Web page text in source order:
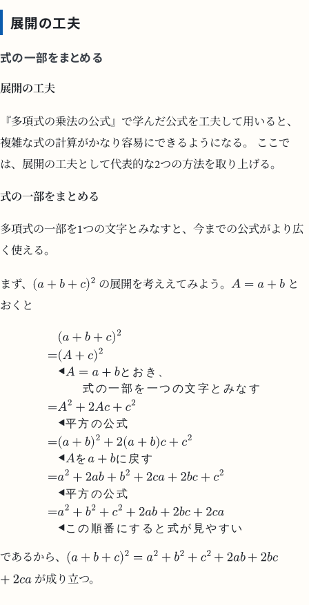
展開の工夫
式の一部をまとめる
展開の工夫
『多項式の乗法の公式』で学んだ公式を工夫して用いると、
複雑な式の計算がかなり容易にできるようになる。 ここで
は、展開の工夫として代表的な2つの方法を取り上げる。
式の一部をまとめる
多項式の一部を1つの文字とみなすと、今までの公式がより広
く使える。
まず、 の展開を考ええてみよう。
と
おくと
と お き 、
式の一 部 を 一つ の文 字 と み な す
平方の公 式
を に 戻 す
平方の公 式
こ の 順番 にす る と 式が 見やす い
であるから、
が成り立つ。